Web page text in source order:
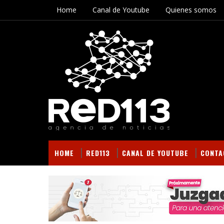
Home Canal de Youtube Quienes somos
HOME RED113 CANAL DE YOUTUBE